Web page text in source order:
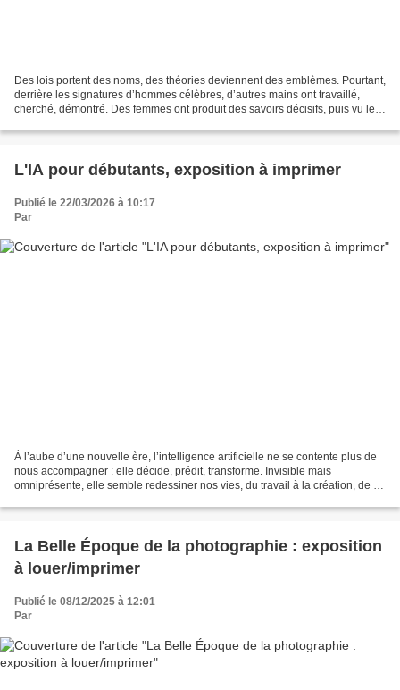
Des lois portent des noms, des théories deviennent des emblèmes. Pourtant,
derrière les signatures d’hommes célèbres, d’autres mains ont travaillé,
cherché, démontré. Des femmes ont produit des savoirs décisifs, puis vu leur
L'IA pour débutants, exposition à imprimer
Publié le 22/03/2026 à 10:17
Par
À l’aube d’une nouvelle ère, l’intelligence artificielle ne se contente plus de
nous accompagner : elle décide, prédit, transforme. Invisible mais
omniprésente, elle semble redessiner nos vies, du travail à la création, de la
La Belle Époque de la photographie : exposition
à louer/imprimer
Publié le 08/12/2025 à 12:01
Par